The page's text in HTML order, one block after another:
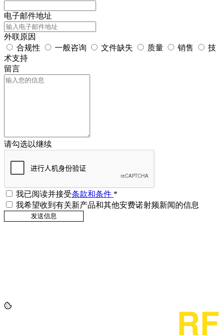
电子邮件地址
外联原因
合规性
一般咨询 文件缺失 质量 销售
技
术支持
留言
请勾选以继续
我已阅读并接受条款和条件 *
我希望收到有关新产品和其他安费诺射频新闻的信息